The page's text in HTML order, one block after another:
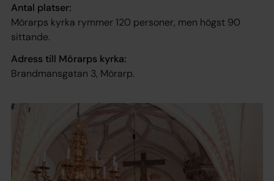
Antal platser:
Mörarps kyrka rymmer 120 personer, men högst 90
sittande.
Adress till Mörarps kyrka:
Brandmansgatan 3, Mörarp.